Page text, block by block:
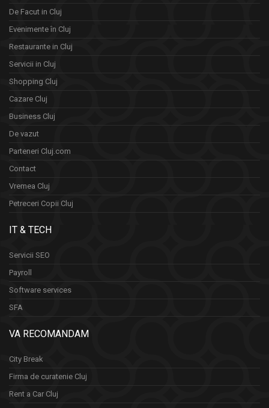
De Facut in Cluj
Evenimente în Cluj
Restaurante in Cluj
Servicii in Cluj
Shopping Cluj
Cazare Cluj
Business Cluj
De vazut
Parteneri Cluj.com
Contact
Vremea Cluj
Petreceri Copii Cluj
IT & TECH
Servicii SEO
Payroll
Software services
SFA
VA RECOMANDAM
City Break
Firma de curatenie Cluj
Rent a Car Cluj